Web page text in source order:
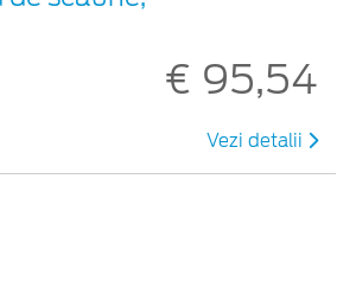
€ 95,54
Vezi detalii